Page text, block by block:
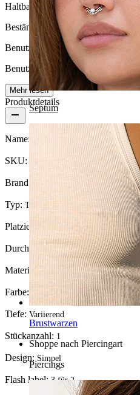
Septum
Brustwarzen
Shoppe nach Piercingart
Piercings
Haltbarkeit
Beständig
Benutzerfreundlichkeit
Benutzerfreundlich
Mehr lesen
Produktdetails
Name: Tunnel aus dunklem Rosenholz
SKU: Tunnel-74
Brand: Bodymod Trend
Typ: Tunnel, Runder Tunnel
Platzierung: Stretching
Durchmesser fürs Stretch:6.5 mm.
Material:
Farbe:
Tiefe: Variierend
Stückanzahl: 1
Design: Simpel
Flash label: 3 für 2